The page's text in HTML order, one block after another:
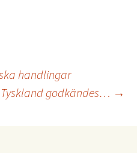
handlingar
godkändes… →